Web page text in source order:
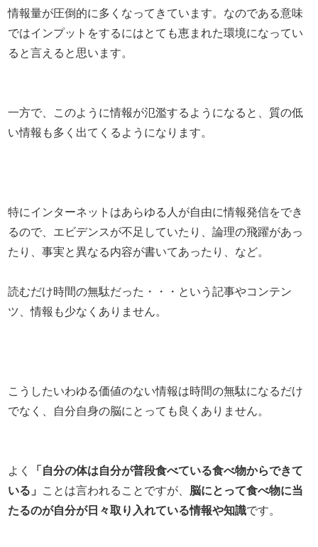
情報量が圧倒的に多くなってきています。なのである意味
ではインプットをするにはとても恵まれた環境になってい
ると言えると思います。
一方で、このように情報が氾濫するようになると、質の低
い情報も多く出てくるようになります。
特にインターネットはあらゆる人が自由に情報発信をでき
るので、エビデンスが不足していたり、論理の飛躍があっ
たり、事実と異なる内容が書いてあったり、など。
読むだけ時間の無駄だった・・・という記事やコンテン
ツ、情報も少なくありません。
こうしたいわゆる価値のない情報は時間の無駄になるだけ
でなく、自分自身の脳にとっても良くありません。
よく
「自分の体は自分が普段食べている食べ物からできて
いる」
ことは言われることですが、 脳にとって食べ物に当
たるのが自分が日々取り入れている情報や知識です。